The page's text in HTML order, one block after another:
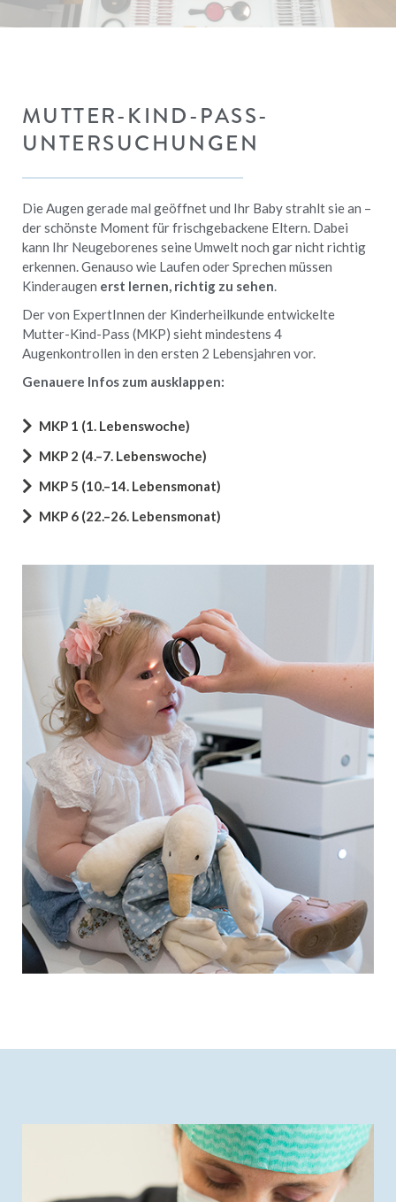
MUTTER-KIND-PASS-
UNTERSUCHUNGEN
Die Augen gerade mal geöffnet und Ihr Baby strahlt sie an –
der schönste Moment für frischgebackene Eltern. Dabei
kann Ihr Neugeborenes seine Umwelt noch gar nicht richtig
erkennen. Genauso wie Laufen oder Sprechen müssen
Kinderaugen erst lernen, richtig zu sehen.
Der von ExpertInnen der Kinderheilkunde entwickelte
Mutter-Kind-Pass (MKP) sieht mindestens 4
Augenkontrollen in den ersten 2 Lebensjahren vor.
Genauere Infos zum ausklappen:
MKP 1 (1. Lebenswoche)
MKP 2 (4.–7. Lebenswoche)
MKP 5 (10.–14. Lebensmonat)
MKP 6 (22.–26. Lebensmonat)